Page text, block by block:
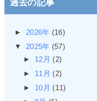
過去の記事
► 2026年 (16)
▼ 2025年 (57)
► 12月 (2)
► 11月 (2)
► 10月 (11)